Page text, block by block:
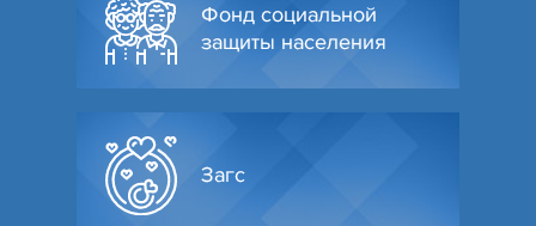
Фонд социальной
защиты населения
Загс